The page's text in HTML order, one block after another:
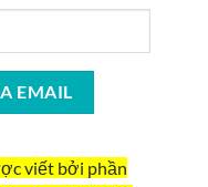
viết bởi phần